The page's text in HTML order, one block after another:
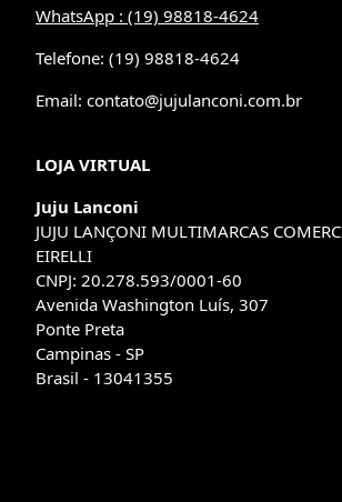
WhatsApp : (19) 98818-4624
Telefone: (19) 98818-4624
Email: contato@jujulanconi.com.br
LOJA VIRTUAL
Juju Lanconi
JUJU LANÇONI MULTIMARCAS
EIRELLI
CNPJ: 20.278.593/0001-60
Avenida Washington Luís, 307
Ponte Preta
Campinas - SP
Brasil - 13041355